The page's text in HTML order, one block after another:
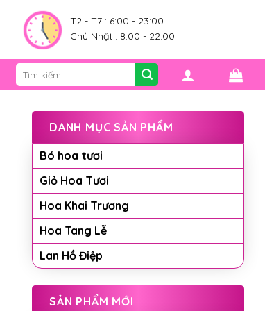
T2 - T7 : 6:00 - 23:00
Chủ Nhật : 8:00 - 22:00
Tìm
kiếm:
DANH MỤC SẢN PHẨM
Bó hoa tươi
Giỏ Hoa Tươi
Hoa Khai Trương
Hoa Tang Lễ
Lan Hồ Điệp
SẢN PHẨM MỚI